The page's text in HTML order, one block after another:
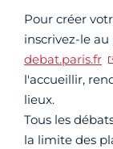
Pour créer
inscrivez-le
debat.paris.fr
l'accueillir,
lieux.
Tous les
la limite des